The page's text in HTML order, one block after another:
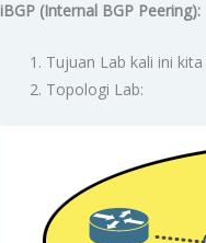
iBGP (Internal BGP Peering):
Tujuan Lab kali ini
Topologi Lab: